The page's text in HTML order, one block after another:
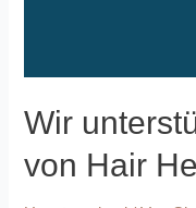
Wir
von Hair